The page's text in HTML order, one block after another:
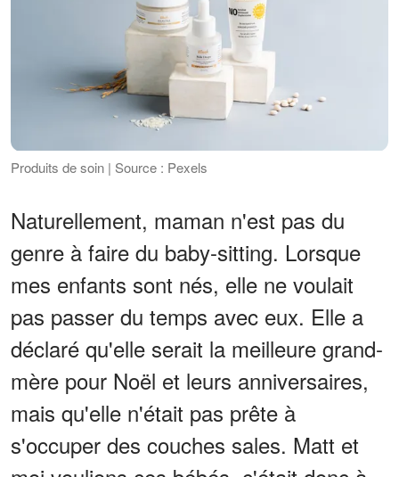
Produits de soin | Source : Pexels
Naturellement, maman n'est pas du
genre à faire du baby-sitting. Lorsque
mes enfants sont nés, elle ne voulait
pas passer du temps avec eux. Elle a
déclaré qu'elle serait la meilleure grand-
mère pour Noël et leurs anniversaires,
mais qu'elle n'était pas prête à
s'occuper des couches sales. Matt et